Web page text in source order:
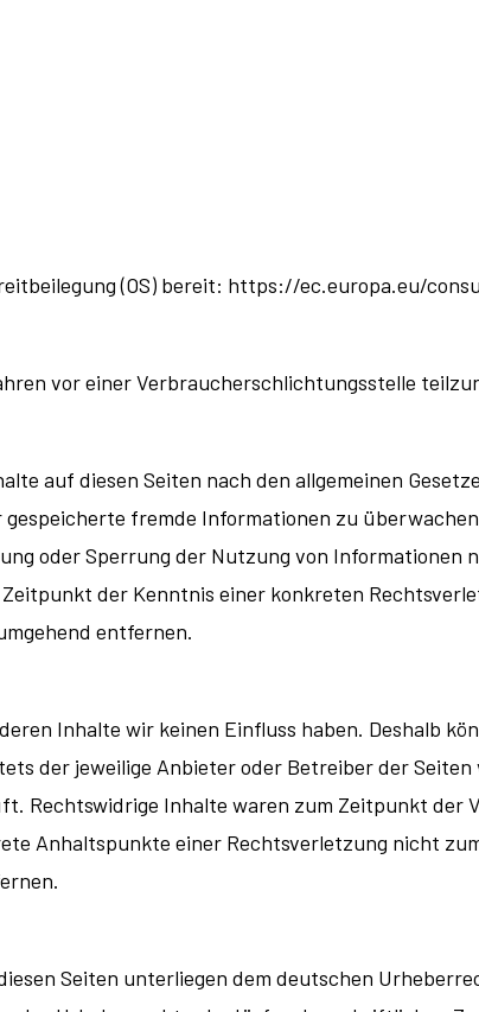
(OS) bereit: https://ec.europa.eu/
vor einer Verbraucherschlichtungsstelle
auf diesen Seiten nach den allgemeinen
fremde Informationen zu
oder Sperrung der Nutzung von Informationen
der Kenntnis einer konkreten
entfernen.
Inhalte wir keinen Einfluss haben. Deshalb
der jeweilige Anbieter oder Betreiber der
Rechtswidrige Inhalte waren zum Zeitpunkt der
Anhaltspunkte einer Rechtsverletzung nicht
Seiten unterliegen dem deutschen